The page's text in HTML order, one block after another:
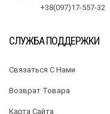
+38(097)17-557-32
СЛУЖБА ПОДДЕРЖКИ
Связаться С Нами
Возврат Товара
Карта Сайта